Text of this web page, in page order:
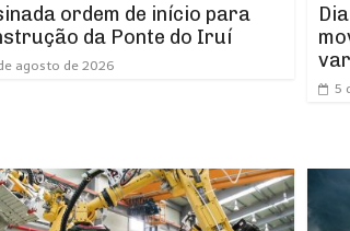
ordem de início para
da Ponte do Iruí
agosto de 2026
5